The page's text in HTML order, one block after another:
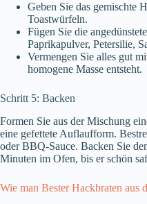
Geben Sie das gemischte
Toastwürfeln.
Fügen Sie die
Paprikapulver, Petersilie,
Vermengen Sie alles gut
homogene Masse entsteht.
Schritt 5: Backen
Formen Sie aus der Mischung
eine gefettete Auflaufform.
oder BBQ-Sauce. Backen Sie
Minuten im Ofen, bis er schön
Wie man Bester Hackbraten aus